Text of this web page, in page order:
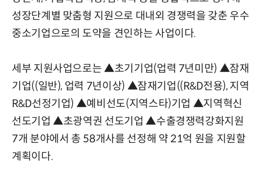
성장단계별 맞춤형 지원으로 대내외 경쟁력을 갖춘 우수
중소기업으로의 도약을 견인하는 사업이다.
세부 지원사업으로는 ▲초기기업(업력 7년미만) ▲잠재
기업((일반), 업력 7년이상) ▲잠재기업((R&D전용), 지역
R&D선정기업) ▲예비선도(지역스타)기업 ▲지역혁신
선도기업 ▲초광역권 선도기업 ▲수출경쟁력강화지원
7개 분야에서 총 58개사를 선정해 약 21억 원을 지원할
계획이다.